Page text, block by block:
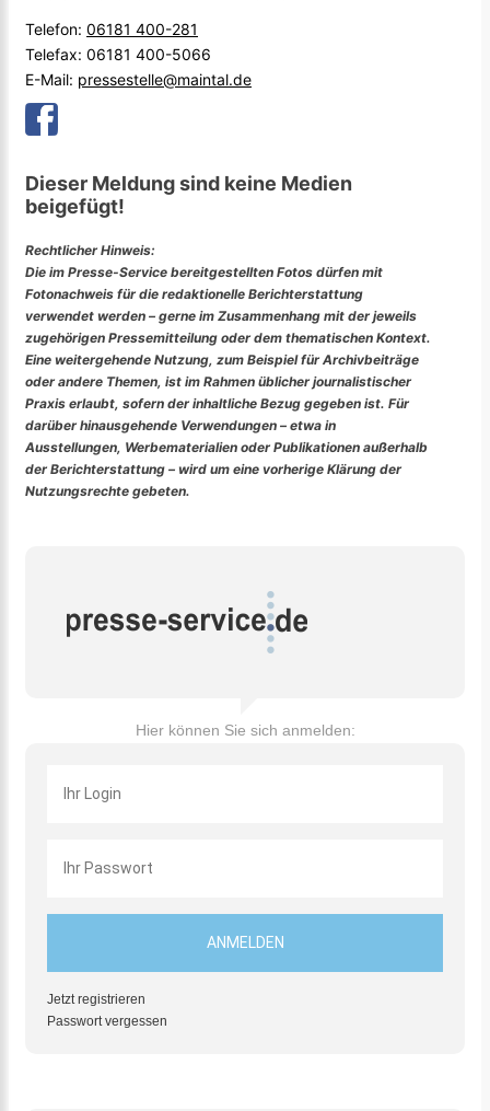
Telefon: 06181 400-281
Telefax: 06181 400-5066
E-Mail: pressestelle@maintal.de
Dieser Meldung sind keine Medien
beigefügt!
Rechtlicher Hinweis:
Die im Presse-Service bereitgestellten Fotos dürfen mit
Fotonachweis für die redaktionelle Berichterstattung
verwendet werden – gerne im Zusammenhang mit der jeweils
zugehörigen Pressemitteilung oder dem thematischen Kontext.
Eine weitergehende Nutzung, zum Beispiel für Archivbeiträge
oder andere Themen, ist im Rahmen üblicher journalistischer
Praxis erlaubt, sofern der inhaltliche Bezug gegeben ist. Für
darüber hinausgehende Verwendungen – etwa in
Ausstellungen, Werbematerialien oder Publikationen außerhalb
der Berichterstattung – wird um eine vorherige Klärung der
Nutzungsrechte gebeten.
Hier können Sie sich anmelden:
Jetzt registrieren
Passwort vergessen